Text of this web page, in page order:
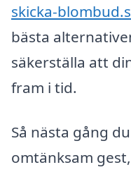
skicka-
bästa
säkerställa att
fram i tid.
Så nästa gång
omtänksam